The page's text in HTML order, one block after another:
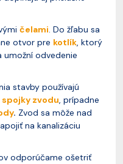
čelami. Do žľabu sa
otvor pre kotlík, ktorý
odvedenie
stavby používajú
spojky zvodu, prípadne
. Zvod sa môže nad
na kanalizáciu
odporúčame ošetriť